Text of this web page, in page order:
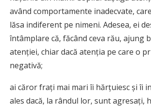
având comportamente inadecvate,
lăsa indiferent pe nimeni. Adesea, ei
întâmplare că, făcând ceva rău, ajung
atenției, chiar dacă atenția pe care o
negativă;
ai căror frați mai mari îi hărțuiesc și îi
ales dacă, la rândul lor, sunt agresați,